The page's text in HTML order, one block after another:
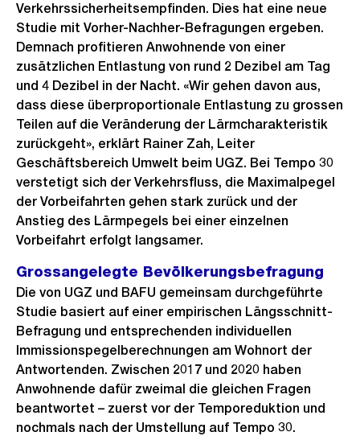
Verkehrssicherheitsempfinden. Dies hat eine neue
Studie mit Vorher-Nachher-Befragungen ergeben.
Demnach profitieren Anwohnende von einer
zusätzlichen Entlastung von rund 2 Dezibel am Tag
und 4 Dezibel in der Nacht. «Wir gehen davon aus,
dass diese überproportionale Entlastung zu grossen
Teilen auf die Veränderung der Lärmcharakteristik
zurückgeht», erklärt Rainer Zah, Leiter
Geschäftsbereich Umwelt beim UGZ. Bei Tempo 30
verstetigt sich der Verkehrsfluss, die Maximalpegel
der Vorbeifahrten gehen stark zurück und der
Anstieg des Lärmpegels bei einer einzelnen
Vorbeifahrt erfolgt langsamer.
Grossangelegte Bevölkerungsbefragung
Die von UGZ und BAFU gemeinsam durchgeführte
Studie basiert auf einer empirischen Längsschnitt-
Befragung und entsprechenden individuellen
Immissionspegelberechnungen am Wohnort der
Antwortenden. Zwischen 2017 und 2020 haben
Anwohnende dafür zweimal die gleichen Fragen
beantwortet – zuerst vor der Temporeduktion und
nochmals nach der Umstellung auf Tempo 30.